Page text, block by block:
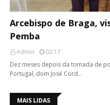
Arcebispo de Braga,
Pemba
Admin
02:17
Dez meses depois da tomada de
Portugal, dom José Cord…
MAIS LIDAS